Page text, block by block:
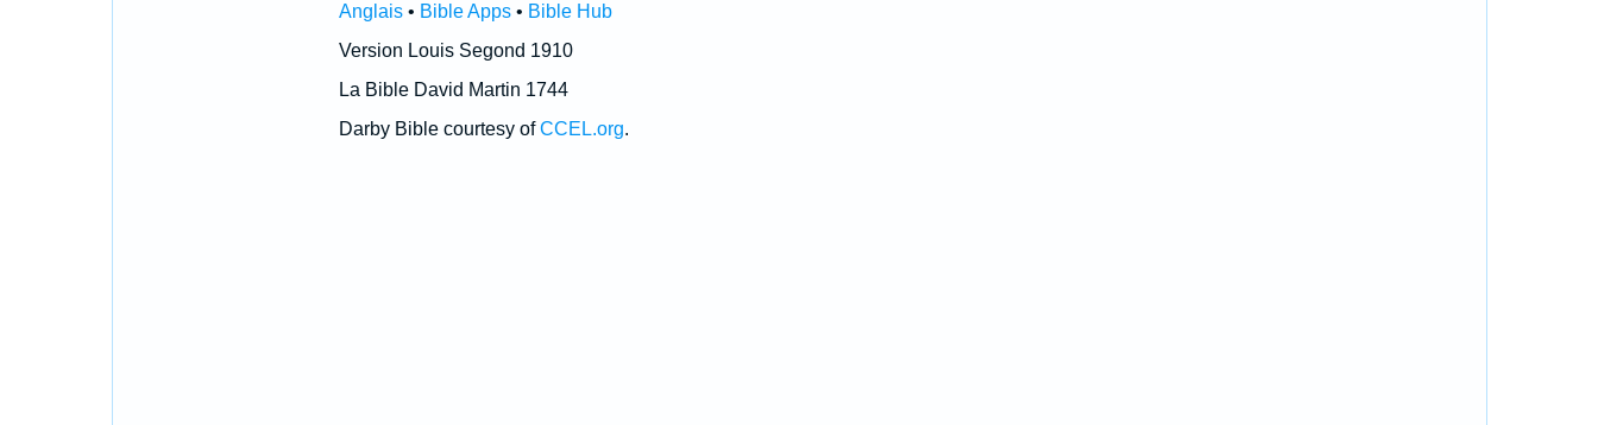
Anglais• Bible Apps• Bible Hub
Version Louis Segond 1910
La Bible David Martin 1744
Darby Bible courtesy ofCCEL.org.